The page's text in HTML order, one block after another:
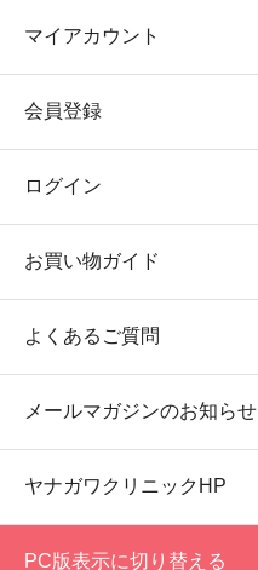
マイアカウント
会員登録
ログイン
お買い物ガイド
よくあるご質問
メールマガジンのお知らせ
ヤナガワクリニックHP
PC版表示に切り替える